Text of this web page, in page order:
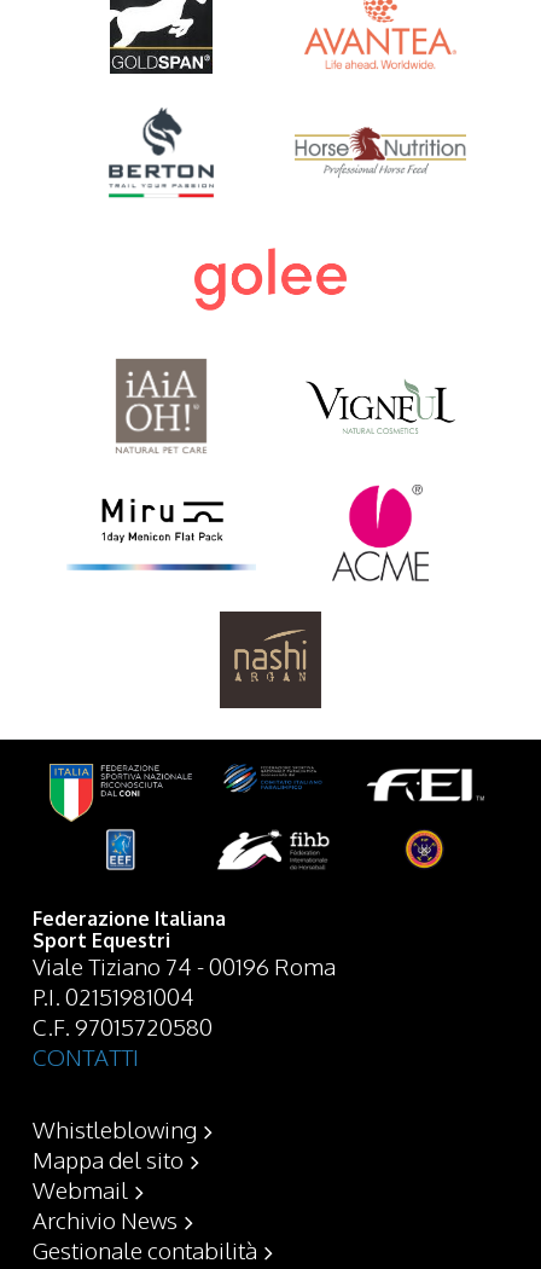
Federazione Italiana
Sport Equestri
Viale Tiziano 74 - 00196 Roma
P.I. 02151981004
C.F. 97015720580
CONTATTI
Whistleblowing
Mappa del sito
Webmail
Archivio News
Gestionale contabilità